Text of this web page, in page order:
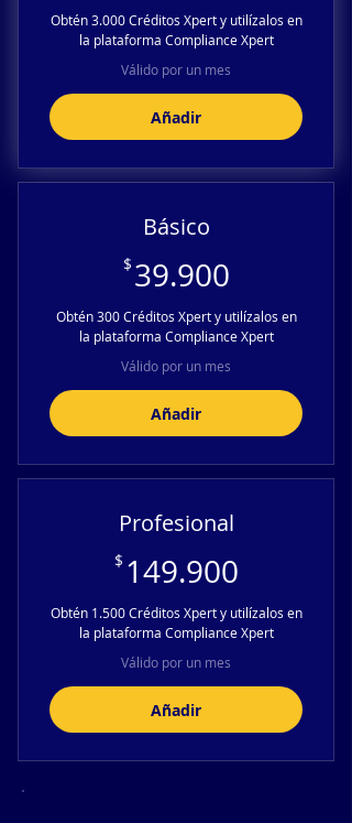
Obtén 3.000 Créditos Xpert y utilízalos en
la plataforma Compliance Xpert
Válido por un mes
Añadir
Básico
$ 39.900
Obtén 300 Créditos Xpert y utilízalos en
la plataforma Compliance Xpert
Válido por un mes
Añadir
Profesional
$ 149.900
Obtén 1.500 Créditos Xpert y utilízalos en
la plataforma Compliance Xpert
Válido por un mes
Añadir